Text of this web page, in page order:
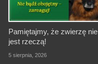
Pamiętajmy, że zwierzę nie
jest rzeczą!
5 sierpnia, 2026